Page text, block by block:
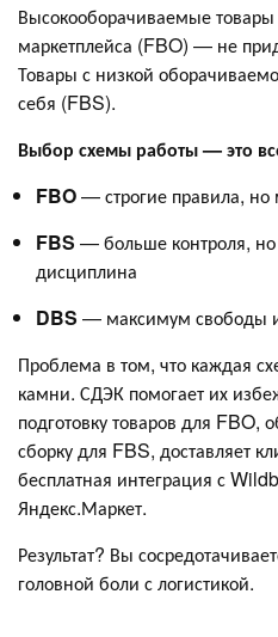
Высокооборачиваемые товары
маркетплейса (FBO) — не
Товары с низкой
себя (FBS).
Выбор схемы работы — это
FBO— строгие правила,
FBS — больше контроля,
дисциплина
DBS — максимум свободы и
Проблема в том, что каждая
камни. СДЭК помогает их
подготовку товаров для FBO,
сборку для FBS, доставляет
бесплатная интеграция с
Яндекс.Маркет.
Результат? Вы
головной боли с логистикой.